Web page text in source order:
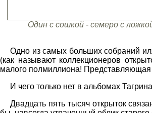
Один с сошкой - семеро с
Одно из самых больших собраний
(как называют коллекционеров
малого полмиллиона! Представляющая
И чего только нет в альбомах
Двадцать пять тысяч открыток